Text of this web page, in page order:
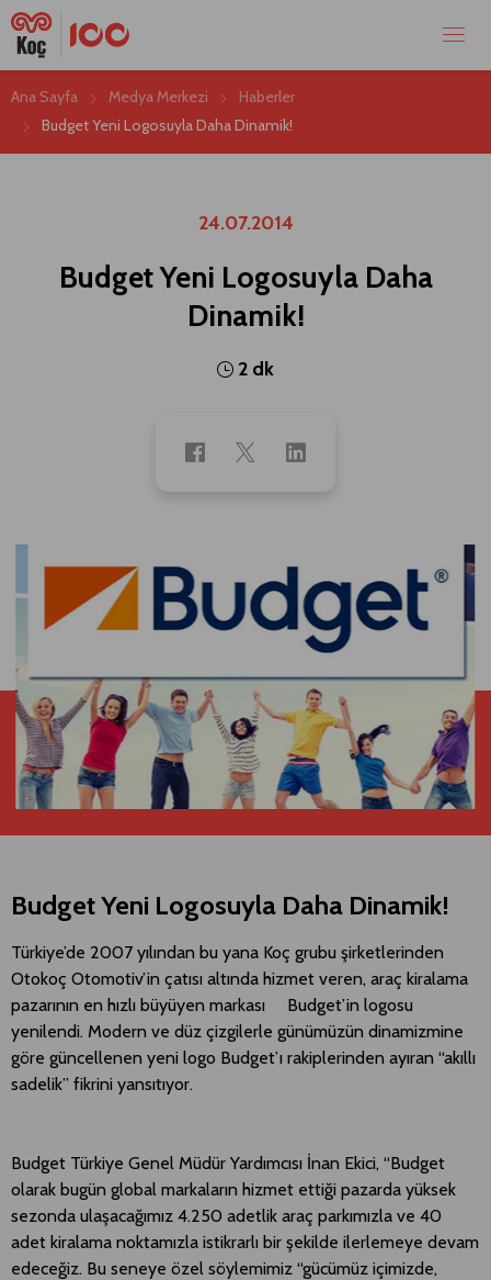
Ana Sayfa Medya Merkezi
Haberler
Budget Yeni Logosuyla Daha Dinamik!
24.07.2014
Budget Yeni Logosuyla Daha
Dinamik!
2 dk
Budget Yeni Logosuyla Daha Dinamik!
​​Türkiye’de 2007 yılından bu yana Koç grubu şirketlerinden
Otokoç Otomotiv’in çatısı altında hizmet veren, araç kiralama
pazarının en hızlı büyüyen markası Budget’in logosu
yenilendi. Modern ve düz çizgilerle günümüzün dinamizmine
göre güncellenen yeni logo Budget’ı rakiplerinden ayıran “akıllı
sadelik” fikrini yansıtıyor.​
Budget Türkiye Genel Müdür Yardımcısı İnan Ekici, “Budget
olarak bugün global markaların hizmet ettiği pazarda yüksek
sezonda ulaşacağımız 4.250 adetlik araç parkımızla ve 40
adet kiralama noktamızla istikrarlı bir şekilde ilerlemeye devam
edeceğiz. Bu seneye özel söylemimiz “gücümüz içimizde,